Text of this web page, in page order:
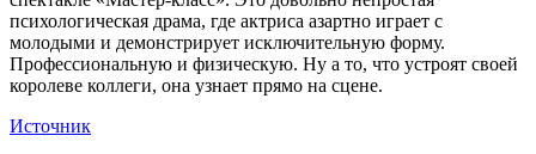
психологическая драма, где актриса азартно играет с
молодыми и демонстрирует исключительную форму.
Профессиональную и физическую. Ну а то, что устроят своей
королеве коллеги, она узнает прямо на сцене.
Источник